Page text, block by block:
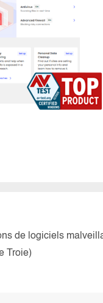
de logiciels
Troie)